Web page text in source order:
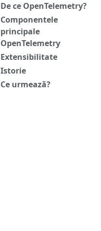
De ce OpenTelemetry?
Componentele
principale
OpenTelemetry
Extensibilitate
Istorie
Ce urmează?